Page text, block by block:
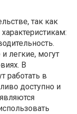
так как
легкие, могут
В
работать в
доступно и